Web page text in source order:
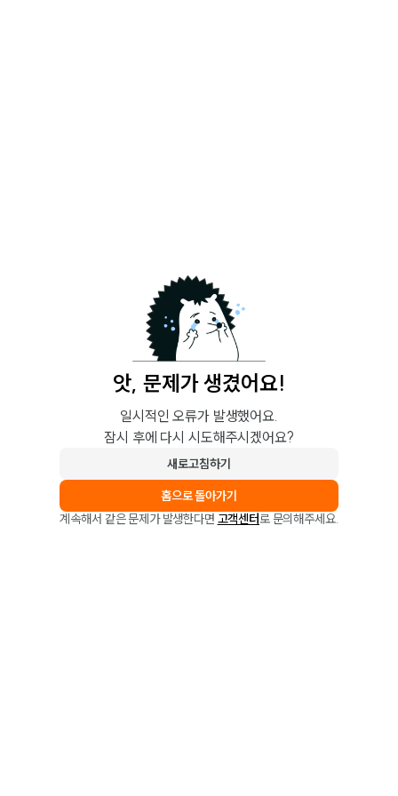
앗, 문제가 생겼어요!
일시적인 오류가 발생했어요.
잠시 후에 다시 시도해주시겠어요?
새로고침하기
홈으로 돌아가기
계속해서 같은 문제가 발생한다면 고객센터로 문의해주세요.